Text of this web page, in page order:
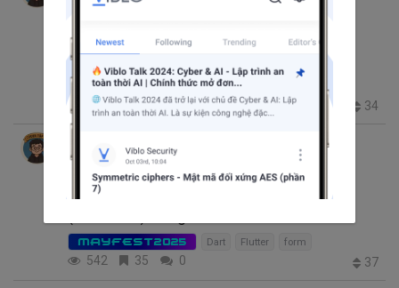
BottomNavigationBar – Bí kíp chuyển tab
mượt mà trong app Flutter
MAYFEST2025 Dart Flutter
489 31 0 34
thg 5 8, 2025 2:41 CH
Trending thg 5 30, 2025 4:07 CH
Làm việc với Form & Kiểm tra dữ liệu nhập
MAYFEST2025 Dart Flutter form
542 35 0 37